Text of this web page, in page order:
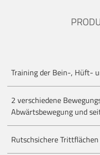
Training der Bein-, Hüft-
2 verschiedene
Abwärtsbewegung und
Rutschsichere Trittflächen